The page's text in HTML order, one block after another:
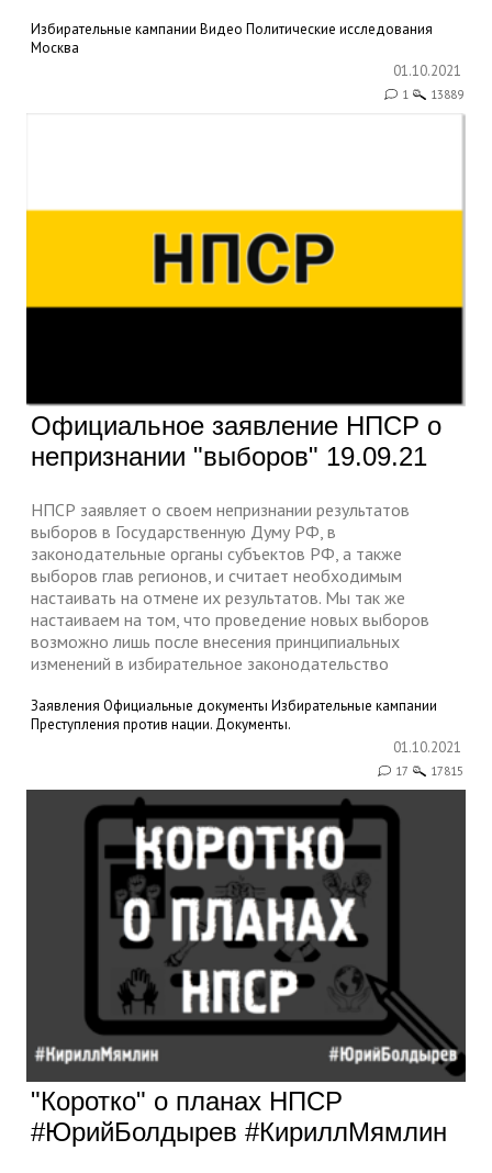
Избирательные кампании Видео Политические исследования
Москва
01.10.2021
1 13889
Официальное заявление НПСР о
непризнании "выборов" 19.09.21
НПСР заявляет о своем непризнании результатов
выборов в Государственную Думу РФ, в
законодательные органы субъектов РФ, а также
выборов глав регионов, и считает необходимым
настаивать на отмене их результатов. Мы так же
настаиваем на том, что проведение новых выборов
возможно лишь после внесения принципиальных
изменений в избирательное законодательство
Заявления Официальные документы Избирательные кампании
Преступления против нации. Документы.
01.10.2021
17 17815
"Коротко" о планах НПСР
#ЮрийБолдырев #КириллМямлин